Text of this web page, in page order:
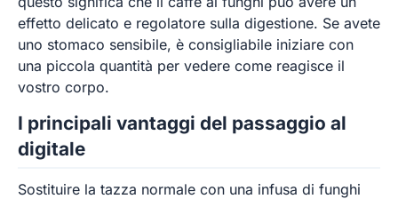
effetto delicato e regolatore sulla digestione. Se avete
uno stomaco sensibile, è consigliabile iniziare con
una piccola quantità per vedere come reagisce il
vostro corpo.
I principali vantaggi del passaggio al
digitale
Sostituire la tazza normale con una infusa di funghi